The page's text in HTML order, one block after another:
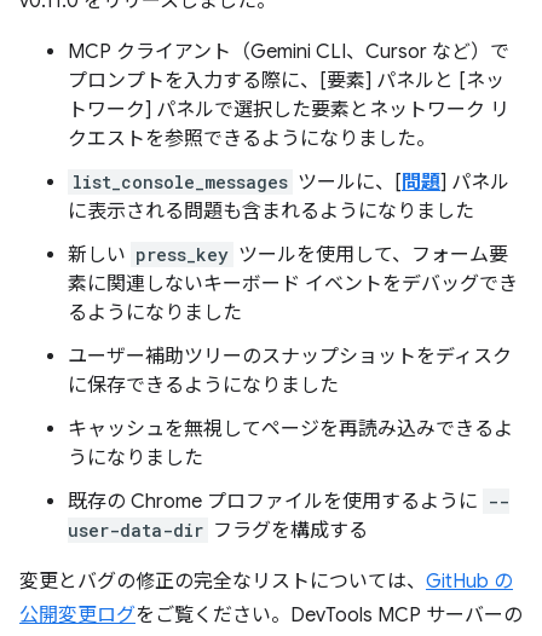
MCP クライアント（Gemini CLI、Cursor など）で
プロンプトを入力する際に、[要素] パネルと [ネッ
トワーク] パネルで選択した要素とネットワーク リ
クエストを参照できるようになりました。
list_console_messages ツールに、[ 問題] パネル
に表示される問題も含まれるようになりました
新しい press_key ツールを使用して、フォーム要
素に関連しないキーボード イベントをデバッグでき
るようになりました
ユーザー補助ツリーのスナップショットをディスク
に保存できるようになりました
キャッシュを無視してページを再読み込みできるよ
うになりました
既存の Chrome プロファイルを使用するように --
user-data-dir フラグを構成する
変更とバグの修正の完全なリストについては、 GitHub の
公開変更ログをご覧ください。DevTools MCP サーバーの